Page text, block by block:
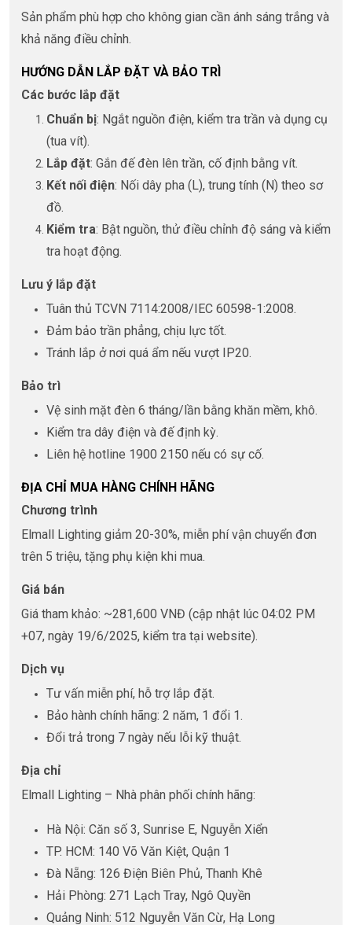
Sản phẩm phù hợp cho không gian cần ánh sáng trắng và
khả năng điều chỉnh.
HƯỚNG DẪN LẮP ĐẶT VÀ BẢO TRÌ
Các bước lắp đặt
Chuẩn bị: Ngắt nguồn điện, kiểm tra trần và dụng cụ
(tua vít).
Lắp đặt: Gắn đế đèn lên trần, cố định bằng vít.
Kết nối điện: Nối dây pha (L), trung tính (N) theo sơ
đồ.
Kiểm tra: Bật nguồn, thử điều chỉnh độ sáng và kiểm
tra hoạt động.
Lưu ý lắp đặt
Tuân thủ TCVN 7114:2008/IEC 60598-1:2008.
Đảm bảo trần phẳng, chịu lực tốt.
Tránh lắp ở nơi quá ẩm nếu vượt IP20.
Bảo trì
Vệ sinh mặt đèn 6 tháng/lần bằng khăn mềm, khô.
Kiểm tra dây điện và đế định kỳ.
Liên hệ hotline 1900 2150 nếu có sự cố.
ĐỊA CHỈ MUA HÀNG CHÍNH HÃNG
Chương trình
Elmall Lighting giảm 20-30%, miễn phí vận chuyển đơn
trên 5 triệu, tặng phụ kiện khi mua.
Giá bán
Giá tham khảo: ~281,600 VNĐ (cập nhật lúc 04:02 PM
+07, ngày 19/6/2025, kiểm tra tại website).
Dịch vụ
Tư vấn miễn phí, hỗ trợ lắp đặt.
Bảo hành chính hãng: 2 năm, 1 đổi 1.
Đổi trả trong 7 ngày nếu lỗi kỹ thuật.
Địa chỉ
Elmall Lighting – Nhà phân phối chính hãng:
Hà Nội: Căn số 3, Sunrise E, Nguyễn Xiển
TP. HCM: 140 Võ Văn Kiệt, Quận 1
Đà Nẵng: 126 Điện Biên Phủ, Thanh Khê
Hải Phòng: 271 Lạch Tray, Ngô Quyền
Quảng Ninh: 512 Nguyễn Văn Cừ, Hạ Long